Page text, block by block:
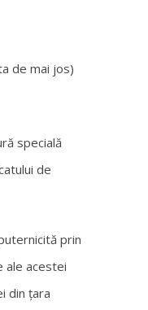
de mai jos)
specială
de
prin
ale acestei
din țara